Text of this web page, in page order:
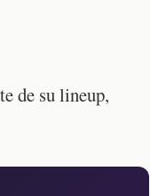
de su lineup,